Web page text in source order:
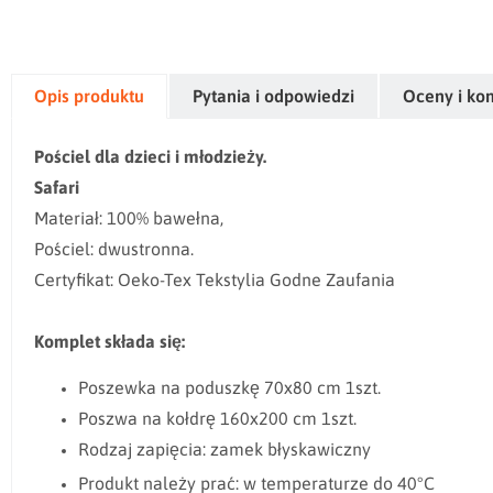
Opis produktu Pytania i odpowiedzi Oceny i
Pościel dla dzieci i młodzieży.
Safari
Materiał: 100% bawełna,
Pościel: dwustronna.
Certyfikat: Oeko-Tex Tekstylia Godne Zaufania
Komplet składa się:
Poszewka na poduszkę 70x80 cm 1szt.
Poszwa na kołdrę 160x200 cm 1szt.
Rodzaj zapięcia: zamek błyskawiczny
Produkt należy prać: w temperaturze do 40°C